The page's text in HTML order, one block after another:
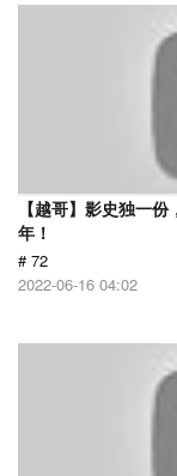
【越哥】影史独一
年！
# 72
2022-06-16 04:02